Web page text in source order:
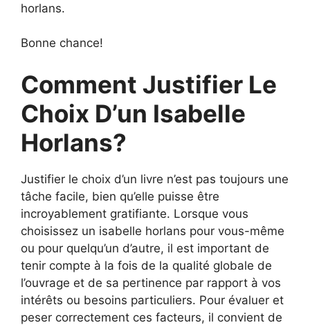
horlans.
Bonne chance!
Comment Justifier Le
Choix D’un Isabelle
Horlans?
Justifier le choix d’un livre n’est pas toujours une
tâche facile, bien qu’elle puisse être
incroyablement gratifiante. Lorsque vous
choisissez un isabelle horlans pour vous-même
ou pour quelqu’un d’autre, il est important de
tenir compte à la fois de la qualité globale de
l’ouvrage et de sa pertinence par rapport à vos
intérêts ou besoins particuliers. Pour évaluer et
peser correctement ces facteurs, il convient de